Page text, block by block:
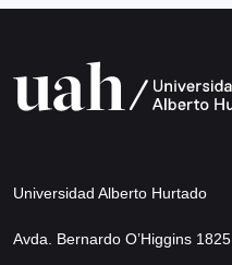
Universidad Alberto Hurtado
Avda. Bernardo O’Higgins 1825